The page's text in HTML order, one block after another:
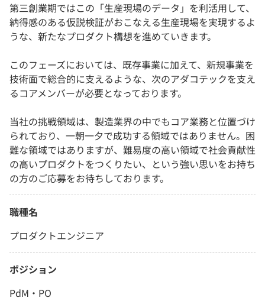
第三創業期ではこの「生産現場のデータ」を利活用して、
納得感のある仮説検証がおこなえる生産現場を実現するよ
うな、新たなプロダクト構想を進めていきます。
このフェーズにおいては、既存事業に加えて、新規事業を
技術面で総合的に支えるような、次のアダコテックを支え
るコアメンバーが必要となっております。
当社の挑戦領域は、製造業界の中でもコア業務と位置づけ
られており、一朝一夕で成功する領域ではありません。困
難な領域ではありますが、難易度の高い領域で社会貢献性
の高いプロダクトをつくりたい、という強い思いをお持ち
の方のご応募をお待ちしております。
職種名
プロダクトエンジニア
ポジション
PdM・PO